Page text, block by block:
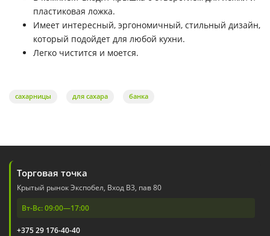
пластиковая ложка.
Имеет интересный, эргономичный, стильный дизайн,
который подойдет для любой кухни.
Легко чистится и моется.
сахарницы для сахара банка
Торговая точка
Крытый рынок Экспобел, Вход В3, пав 80
Вт-Вс: 09:00—17:00
+375 29 176-40-40